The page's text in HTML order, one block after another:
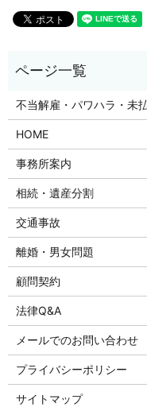
不当解雇・パワハラ・未
HOME
事務所案内
相続・遺産分割
交通事故
離婚・男女問題
顧問契約
法律Q&A
メールでのお問い合わせ
プライバシーポリシー
サイトマップ